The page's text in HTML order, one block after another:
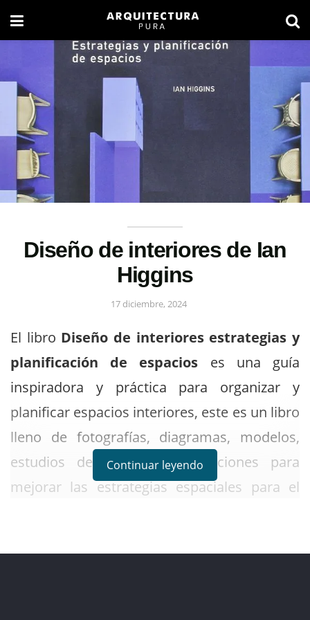
Diseño de interiores de Ian
Higgins
17 diciembre, 2024
El libro Diseño de interiores estrategias y
planificación de espacios es una guía
inspiradora y práctica para organizar y
planificar espacios interiores, este es un libro
lleno de fotografías, diagramas, modelos,
estudios de casos y instrucciones para
mejorar las estrategias espaciales para el
Continuar leyendo